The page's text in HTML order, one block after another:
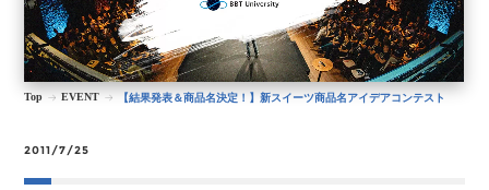
Top EVENT 【結果発表＆商品名決定！】新スイーツ商品名アイデアコンテスト
2011/7/25